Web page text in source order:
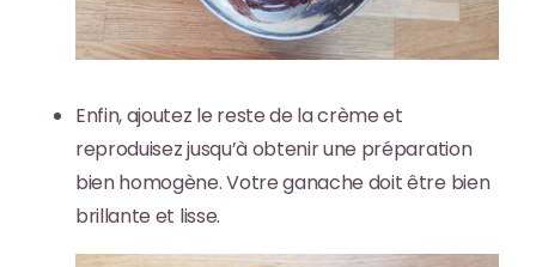
Enfin, ajoutez le reste de la crème et
reproduisez jusqu’à obtenir une préparation
bien homogène. Votre ganache doit être bien
brillante et lisse.